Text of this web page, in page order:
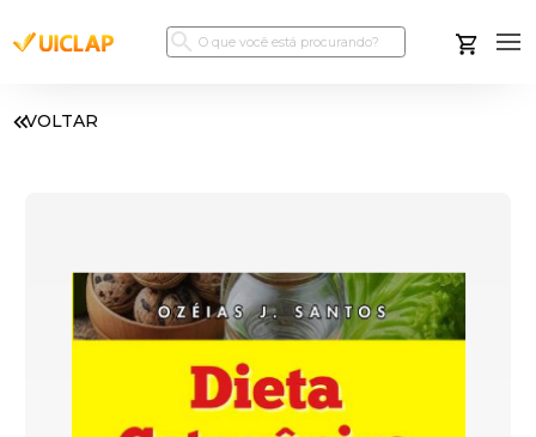
VOLTAR